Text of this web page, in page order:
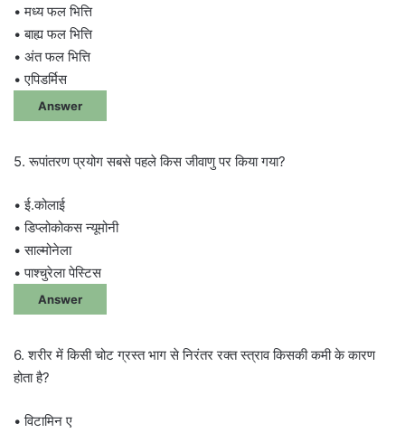
• मध्य फल भित्ति
• बाह्य फल भित्ति
• अंत फल भित्ति
• एपिडर्मिस
Answer
5. रूपांतरण प्रयोग सबसे पहले किस जीवाणु पर किया गया?
• ई.कोलाई
• डिप्लोकोकस न्यूमोनी
• साल्मोनेला
• पाश्चुरेला पेस्टिस
Answer
6. शरीर में किसी चोट ग्रस्त भाग से निरंतर रक्त स्त्राव किसकी कमी के कारण
होता है?
• विटामिन ए